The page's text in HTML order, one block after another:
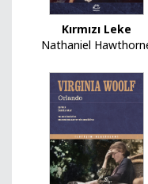
Kırmızı Leke
Nathaniel